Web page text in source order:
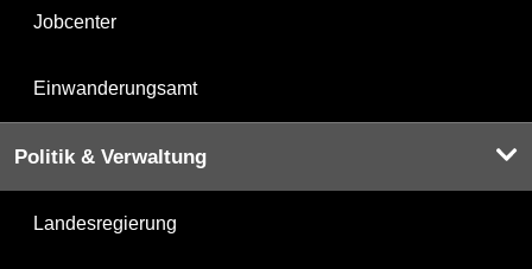
Jobcenter
Einwanderungsamt
Politik & Verwaltung
Landesregierung